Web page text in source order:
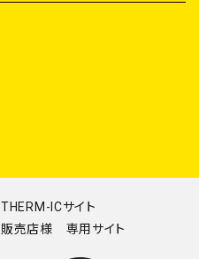
THERM-ICサイト
販売店様 専用サイト